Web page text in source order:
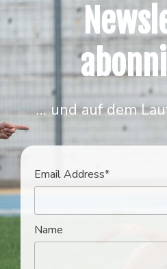
… und auf dem
Email Address*
Name